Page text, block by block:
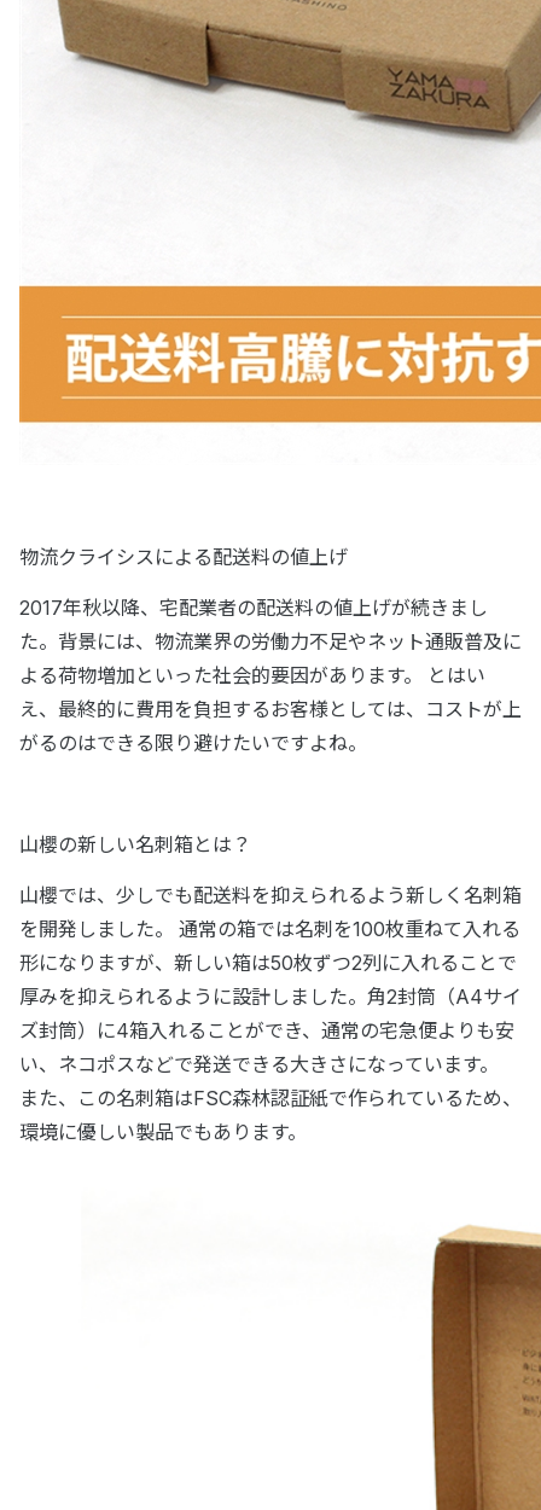
物流クライシスによる配送料の値上げ
2017年秋以降、宅配業者の配送料の値上げが続きまし
た。背景には、物流業界の労働力不足やネット通販普及に
よる荷物増加といった社会的要因があります。 とはい
え、最終的に費用を負担するお客様としては、コストが上
がるのはできる限り避けたいですよね。
山櫻の新しい名刺箱とは？
山櫻では、少しでも配送料を抑えられるよう新しく名刺箱
を開発しました。 通常の箱では名刺を100枚重ねて入れる
形になりますが、新しい箱は50枚ずつ2列に入れることで
厚みを抑えられるように設計しました。角2封筒（A4サイ
ズ封筒）に4箱入れることができ、通常の宅急便よりも安
い、ネコポスなどで発送できる大きさになっています。
また、この名刺箱はFSC森林認証紙で作られているため、
環境に優しい製品でもあります。